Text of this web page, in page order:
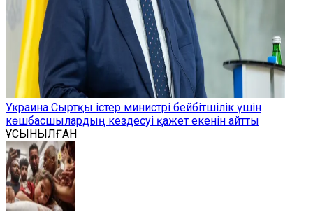
Украина Сыртқы істер министрі бейбітшілік үшін
көшбасшылардың кездесуі қажет екенін айтты
ҰСЫНЫЛҒАН